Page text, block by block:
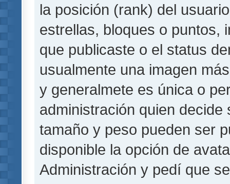
la posición (rank) del
estrellas, bloques o puntos,
que publicaste o el status
usualmente una imagen
y generalmete es única o
administración quien
tamaño y peso pueden ser
disponible la opción de
Administración y pedí que